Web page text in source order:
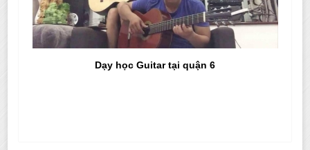
Dạy học Guitar tại quận 6